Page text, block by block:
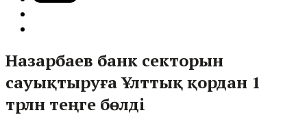
Назарбаев банк секторын
сауықтыруға Ұлттық қордан 1
трлн теңге бөлді